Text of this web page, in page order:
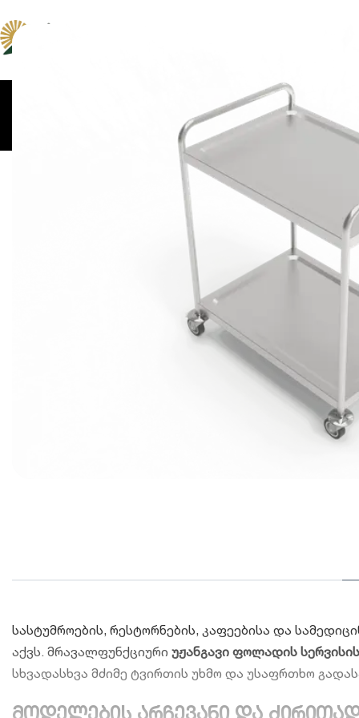
კონვექციური და პიცის
ღუმელები
სასტუმროების, რესტორნების, კაფეებისა და
აქვს. მრავალფუნქციური უჟანგავი ფოლადის
სხვადასხვა მძიმე ტვირთის უხმო და უსაფრთხო
მოდელების არჩევანი და